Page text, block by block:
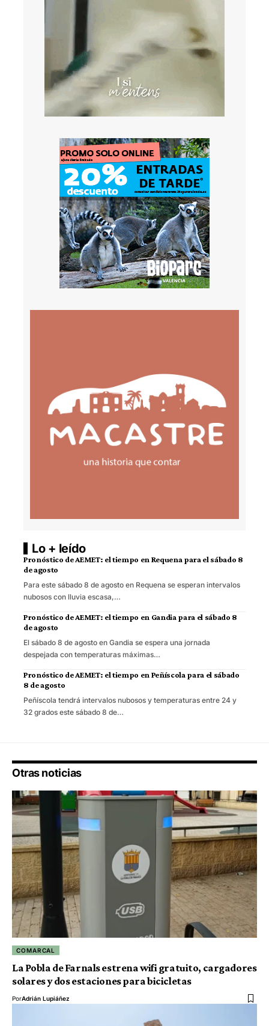
Lo + leído
Pronóstico de AEMET: el tiempo en Requena para el sábado 8
de agosto
Para este sábado 8 de agosto en Requena se esperan intervalos
nubosos con lluvia escasa,…
Pronóstico de AEMET: el tiempo en Gandia para el sábado 8
de agosto
El sábado 8 de agosto en Gandia se espera una jornada
despejada con temperaturas máximas…
Pronóstico de AEMET: el tiempo en Peñíscola para el sábado
8 de agosto
Peñíscola tendrá intervalos nubosos y temperaturas entre 24 y
32 grados este sábado 8 de…
Otras noticias
COMARCAL
La Pobla de Farnals estrena wifi gratuito, cargadores
solares y dos estaciones para bicicletas
PorAdrián Lupiáñez